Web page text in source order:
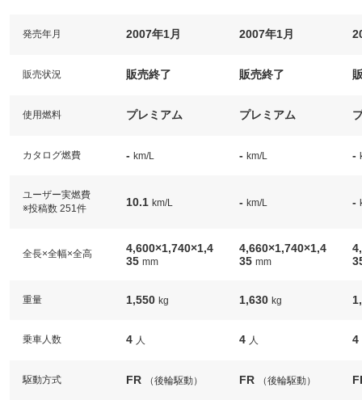
発売年月 2007年1月 2007年1月
販売状況 販売終了 販売終了
使用燃料 プレミアム プレミアム
カタログ燃費 - km/L - km/L -
ユーザー実燃費
※投稿数 251件
10.1 km/L - km/L -
全長×全幅×全高
4,600×1,740×1,4
35 mm
4,660×1,740×1,4
35 mm
重量 1,550 kg 1,630 kg
乗車人数 4 人 4 人 4
駆動方式 FR （後輪駆動） FR （後輪駆動）